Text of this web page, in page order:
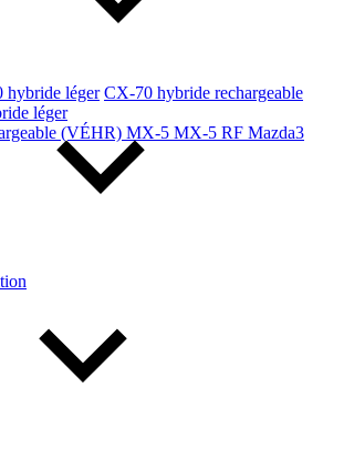
hybride léger CX-70 hybride rechargeable
léger
(VÉHR) MX-5 MX-5 RF Mazda3